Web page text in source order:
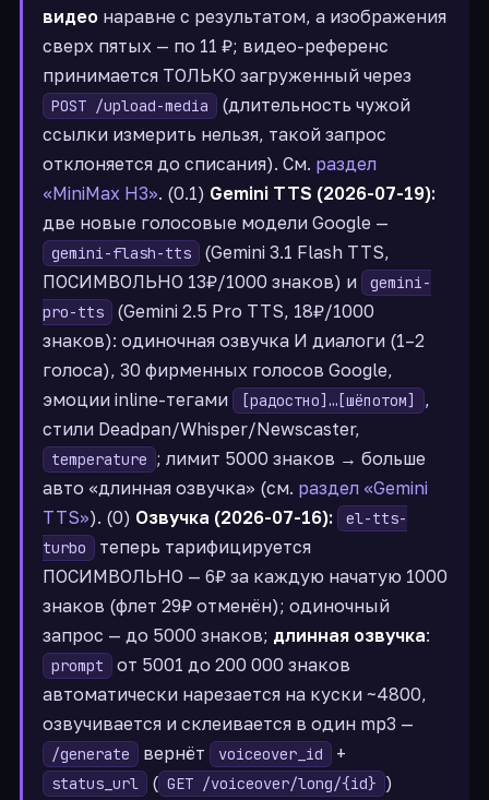
видео наравне с результатом, а изображения
сверх пятых — по 11 ₽; видео-референс
принимается ТОЛЬКО загруженный через
POST /upload-media
(длительность чужой
ссылки измерить нельзя, такой запрос
отклоняется до списания). См. раздел
«MiniMax H3». (0.1) Gemini TTS (2026-07-19):
две новые голосовые модели Google —
gemini-flash-tts
(Gemini 3.1 Flash TTS,
ПОСИМВОЛЬНО 13₽/1000 знаков) и
gemini-
pro-tts
(Gemini 2.5 Pro TTS, 18₽/1000
знаков): одиночная озвучка И диалоги (1–2
голоса), 30 фирменных голосов Google,
эмоции inline-тегами
[радостно]…[шёпотом]
,
стили Deadpan/Whisper/Newscaster,
temperature ; лимит 5000 знаков → больше
авто «длинная озвучка» (см. раздел «Gemini
TTS»). (0) Озвучка (2026-07-16):
el-tts-
turbo
теперь тарифицируется
ПОСИМВОЛЬНО — 6₽ за каждую начатую 1000
знаков (флет 29₽ отменён); одиночный
запрос — до 5000 знаков; длинная озвучка:
prompt
от 5001 до 200 000 знаков
автоматически нарезается на куски ~4800,
озвучивается и склеивается в один mp3 —
/generate вернёт voiceover_id +
status_url ( GET /voiceover/long/{id} )